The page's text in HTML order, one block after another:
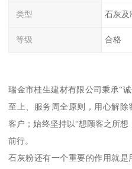
类型 石灰及
等级 合格
瑞金市桂生建材有限公司秉承“
至上、服务周全原则，用心解
客户；始终坚持以“想顾客之所
前行。
石灰粉还有一个重要的作用就